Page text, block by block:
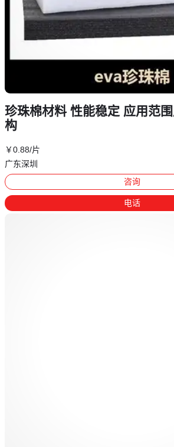
珍珠棉材料 性能稳定 应用范
构
￥0.88/片
广东深圳
咨询
电话